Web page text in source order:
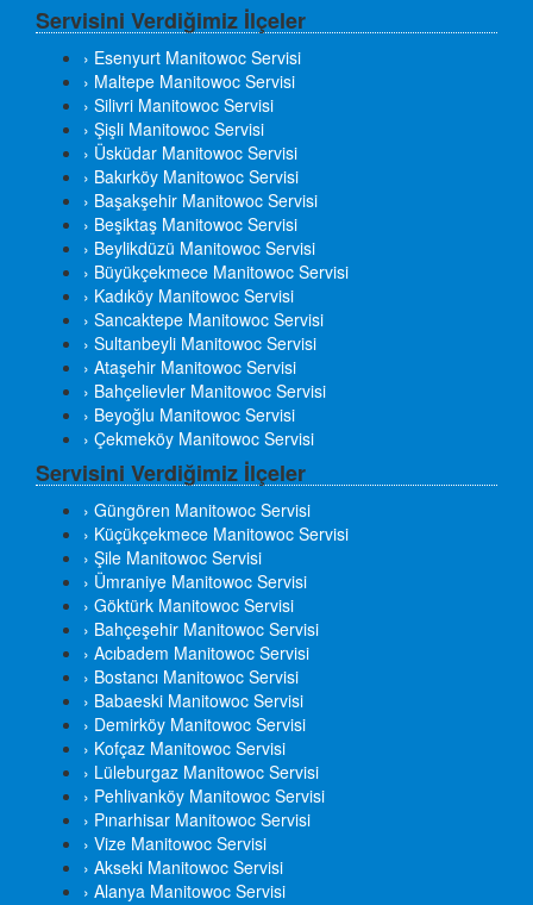
Servisini Verdiğimiz İlçeler
› Esenyurt Manitowoc Servisi
› Maltepe Manitowoc Servisi
› Silivri Manitowoc Servisi
› Şişli Manitowoc Servisi
› Üsküdar Manitowoc Servisi
› Bakırköy Manitowoc Servisi
› Başakşehir Manitowoc Servisi
› Beşiktaş Manitowoc Servisi
› Beylikdüzü Manitowoc Servisi
› Büyükçekmece Manitowoc Servisi
› Kadıköy Manitowoc Servisi
› Sancaktepe Manitowoc Servisi
› Sultanbeyli Manitowoc Servisi
› Ataşehir Manitowoc Servisi
› Bahçelievler Manitowoc Servisi
› Beyoğlu Manitowoc Servisi
› Çekmeköy Manitowoc Servisi
Servisini Verdiğimiz İlçeler
› Güngören Manitowoc Servisi
› Küçükçekmece Manitowoc Servisi
› Şile Manitowoc Servisi
› Ümraniye Manitowoc Servisi
› Göktürk Manitowoc Servisi
› Bahçeşehir Manitowoc Servisi
› Acıbadem Manitowoc Servisi
› Bostancı Manitowoc Servisi
› Babaeski Manitowoc Servisi
› Demirköy Manitowoc Servisi
› Kofçaz Manitowoc Servisi
› Lüleburgaz Manitowoc Servisi
› Pehlivanköy Manitowoc Servisi
› Pınarhisar Manitowoc Servisi
› Vize Manitowoc Servisi
› Akseki Manitowoc Servisi
› Alanya Manitowoc Servisi